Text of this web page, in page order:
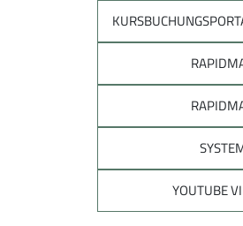
YOUTUBE